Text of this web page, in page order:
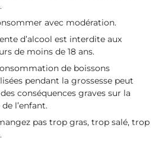
avec modération.
d’alcool est interdite aux
de moins de 18 ans.
de boissons
pendant la grossesse peut
conséquences graves sur la
l’enfant.
pas trop gras, trop salé, trop